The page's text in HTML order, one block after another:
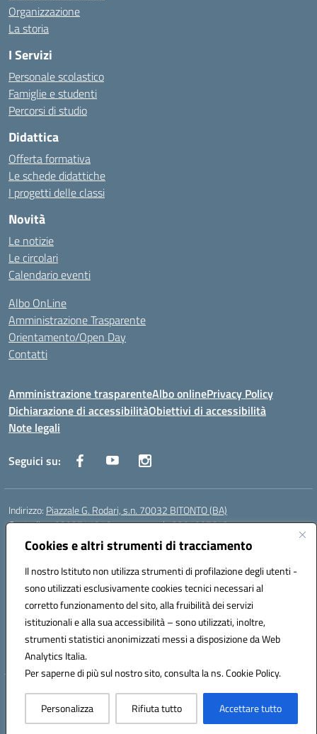
Cookies e altri strumenti di tracciamento
Il nostro Istituto non utilizza strumenti di profilazione degli utenti -
sono utilizzati esclusivamente cookies tecnici necessari al
corretto funzionamento del sito, alla fruibilità dei servizi
istituzionali e alla sua accessibilità – sono utilizzati, inoltre,
strumenti statistici anonimizzati messi a disposizione da Web
Analytics Italia.
Per saperne di più sul nostro sito, consulta la ns. Cookie Policy.
Personalizza Rifiuta tutto Accettare tutto
Organizzazione
La storia
I Servizi
Personale scolastico
Famiglie e studenti
Percorsi di studio
Didattica
Offerta formativa
Le schede didattiche
I progetti delle classi
Novità
Le notizie
Le circolari
Calendario eventi
Albo OnLine
Amministrazione Trasparente
Orientamento/Open Day
Contatti
Amministrazione trasparenteAlbo onlinePrivacy Policy
Dichiarazione di accessibilitàObiettivi di accessibilità
Note legali
Seguici su:
Indirizzo: Piazzale G. Rodari, s.n. 70032 BITONTO (BA)
Centralino:0803741816 - corso serale 3381807642
Email: BATD220004@istruzione.it
Posta elettronica certificata (PEC):batd220004@pec.istruzione.it
Codice meccanografico:BATD220004
Codice Indice delle Pubbliche Amministrazioni (IPA): itcvg
Codice unico di fatturazione (CUF): UFIJVU
la scuola è raggiungibile anche al numero: ☎️ 3520316918
Hosting & Powered by 3D Solution S.r.l.
Concept & Design by Designers Italia